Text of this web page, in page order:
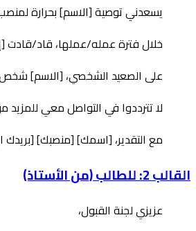
يسعدني توصية [الاسم] بحرارة
خلال فترة عمله/عملها، قاد/قادت
على الصعيد الشخصي، [الاسم] شخص
لا تترددوا في التواصل معي للمزيد
مع التقدير، [اسمك] [منصبك] [بريدك
القالب 2: للطالب (من الأستاذ)
عزيزي لجنة القبول،